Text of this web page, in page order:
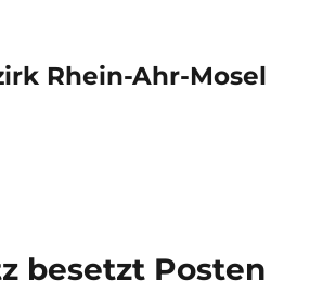
Rhein-Ahr-Mosel
besetzt Posten